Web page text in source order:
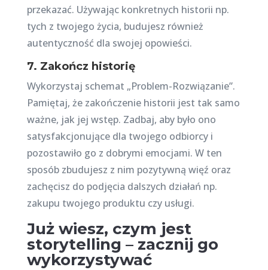
przekazać. Używając konkretnych historii np.
tych z twojego życia, budujesz również
autentyczność dla swojej opowieści.
7. Zakończ historię
Wykorzystaj schemat „Problem-Rozwiązanie”.
Pamiętaj, że zakończenie historii jest tak samo
ważne, jak jej wstęp. Zadbaj, aby było ono
satysfakcjonujące dla twojego odbiorcy i
pozostawiło go z dobrymi emocjami. W ten
sposób zbudujesz z nim pozytywną więź oraz
zachęcisz do podjęcia dalszych działań np.
zakupu twojego produktu czy usługi.
Już wiesz, czym jest
storytelling – zacznij go
wykorzystywać